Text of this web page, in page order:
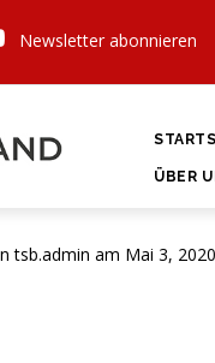
Newsletter abonnieren
ÜBER
tsb.admin am Mai 3, 2020